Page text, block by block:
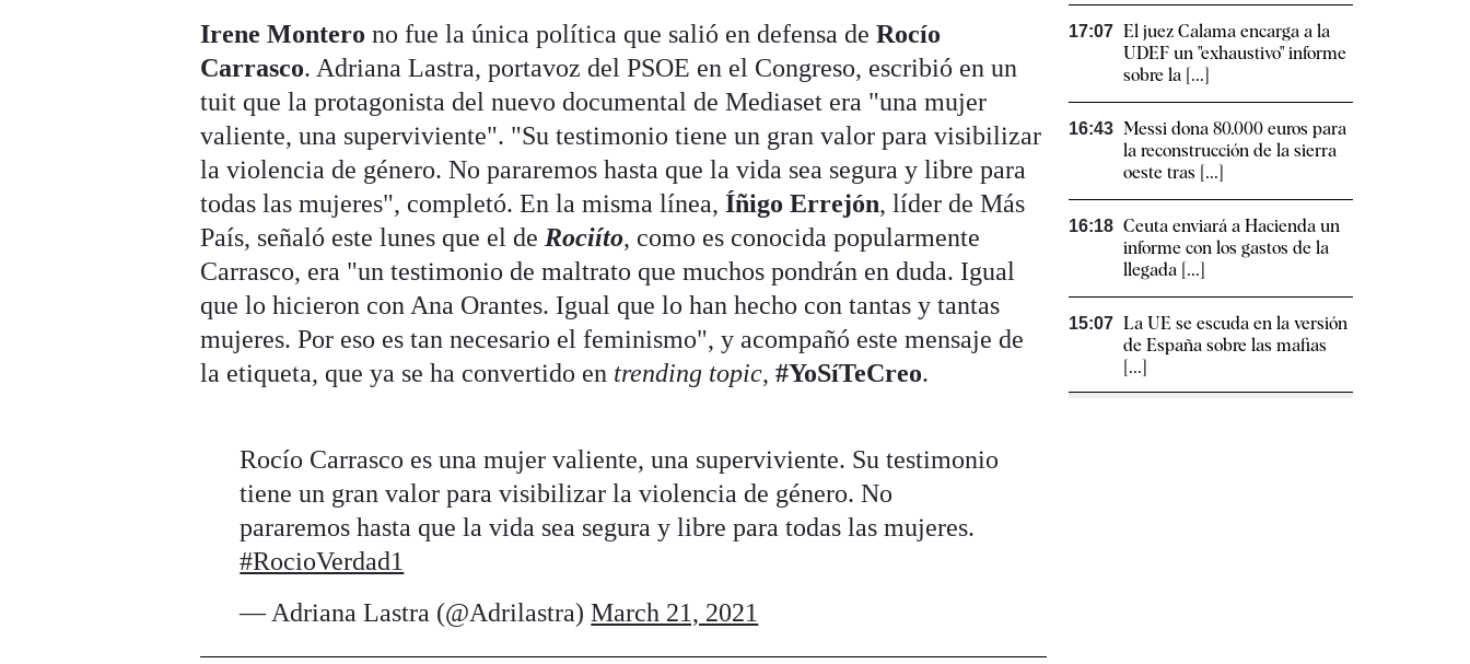
Irene Montero no fue la única política que salió en defensa deRocío
Carrasco. Adriana Lastra, portavoz del PSOE en el Congreso, escribió en un
tuit que la protagonista del nuevo documental de Mediaset era "una mujer
valiente, una superviviente". "Su testimonio tiene un gran valor para visibilizar
la violencia de género. No pararemos hasta que la vida sea segura y libre para
todas las mujeres", completó. En la misma línea,Íñigo Errejón, líder de Más
País, señaló este lunes que el de Rociíto, como es conocida popularmente
Carrasco, era "un testimonio de maltrato que muchos pondrán en duda. Igual
que lo hicieron con Ana Orantes. Igual que lo han hecho con tantas y tantas
mujeres. Por eso es tan necesario el feminismo", y acompañó este mensaje de
la etiqueta, que ya se ha convertido en trending topic,#YoSíTeCreo.
Rocío Carrasco es una mujer valiente, una superviviente. Su testimonio
tiene un gran valor para visibilizar la violencia de género. No
pararemos hasta que la vida sea segura y libre para todas las mujeres.
#RocioVerdad1
— Adriana Lastra (@Adrilastra)March 21, 2021
17:07 El juez Calama encarga a la
UDEF un "exhaustivo" informe
sobre la [...]
16:43 Messi dona 80.000 euros para
la reconstrucción de la sierra
oeste tras [...]
16:18 Ceuta enviará a Hacienda un
informe con los gastos de la
llegada [...]
15:07 La UE se escuda en la versión
de España sobre las mafias
[...]